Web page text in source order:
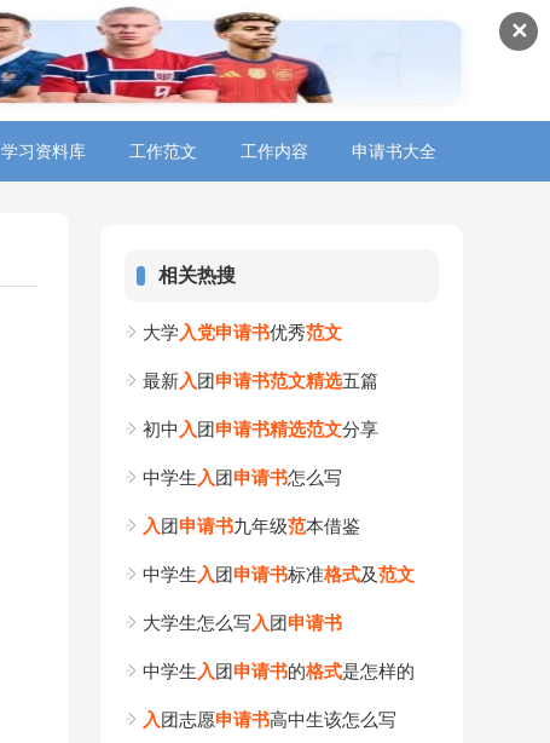
✕
学习资料库 工作范文 工作内容 申请书大全
相关热搜
大学入党申请书优秀范文
最新入团申请书范文精选五篇
初中 入团申请书精选范文分享
中学生 入团申请书怎么写
入团申请书九年级范本借鉴
中学生 入团申请书标准格式及范文
大学生怎么写 入团申请书
中学生 入团申请书的格式是怎样的
入团志愿申请书高中生该怎么写